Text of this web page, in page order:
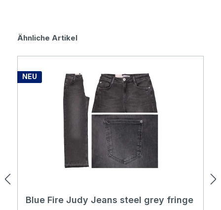
Produktgalerie überspringen
Ähnliche Artikel
NEU
Blue Fire Judy Jeans steel grey fringe